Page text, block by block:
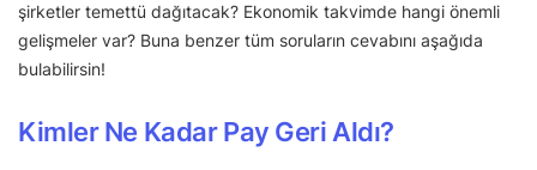
şirketler temettü dağıtacak? Ekonomik takvimde hangi önemli
gelişmeler var? Buna benzer tüm soruların cevabını aşağıda
bulabilirsin!
Kimler Ne Kadar Pay Geri Aldı?